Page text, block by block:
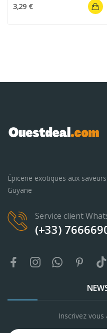
3,29 €
Épicerie exotiques aux
Guyane
Service client
(+33)
Inscrivez